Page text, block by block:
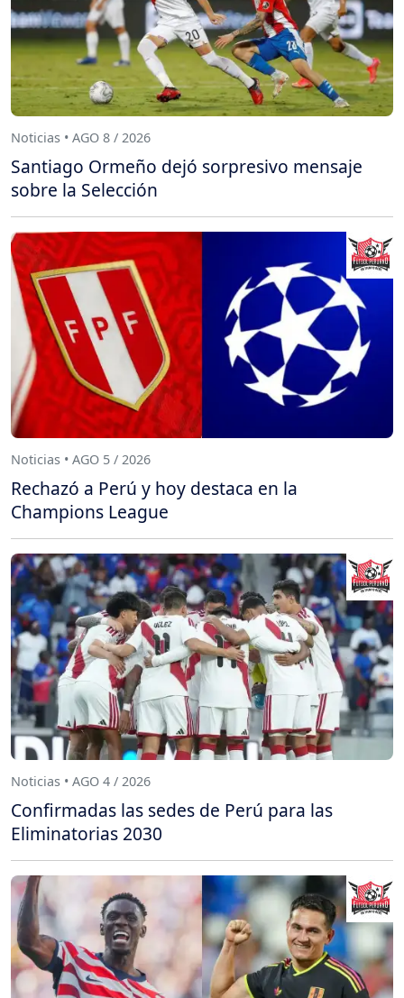
Noticias • AGO 8 / 2026
Santiago Ormeño dejó sorpresivo mensaje
sobre la Selección
Noticias • AGO 5 / 2026
Rechazó a Perú y hoy destaca en la
Champions League
Noticias • AGO 4 / 2026
Confirmadas las sedes de Perú para las
Eliminatorias 2030